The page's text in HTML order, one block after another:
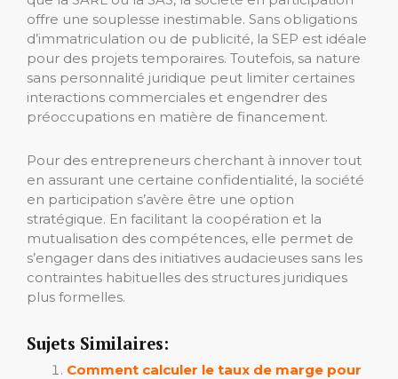
offre une souplesse inestimable. Sans obligations
d’immatriculation ou de publicité, la SEP est idéale
pour des projets temporaires. Toutefois, sa nature
sans personnalité juridique peut limiter certaines
interactions commerciales et engendrer des
préoccupations en matière de financement.
Pour des entrepreneurs cherchant à innover tout
en assurant une certaine confidentialité, la société
en participation s’avère être une option
stratégique. En facilitant la coopération et la
mutualisation des compétences, elle permet de
s’engager dans des initiatives audacieuses sans les
contraintes habituelles des structures juridiques
plus formelles.
Sujets Similaires:
Comment calculer le taux de marge pour